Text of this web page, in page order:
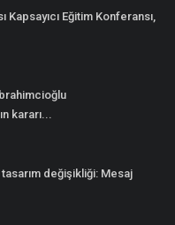
Kapsayıcı Eğitim Konferansı,
kararı...
değişikliği: Mesaj